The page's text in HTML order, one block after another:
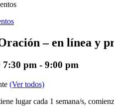
– en línea y
7:30 pm - 9:00 pm
(Ver todos)
lugar cada 1 semana/s,